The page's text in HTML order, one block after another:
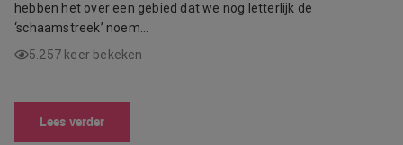
hebben het over een gebied dat we nog letterlijk de
‘schaamstreek’ noem…
5.257 keer bekeken
Lees verder